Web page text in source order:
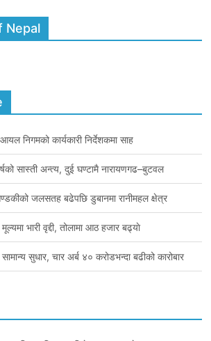
n
I
d
Nepal
निगमको कार्यकारी निर्देशकमा साह
सास्ती अन्त्य, दुई घण्टामै नारायणगढ–बुटवल
जलसतह बढेपछि डुबानमा रानीमहल क्षेत्र
भारी वृद्दी, तोलामा आठ हजार बढ्याे
सामान्य सुधार, चार अर्ब ४० करोडभन्दा बढीको कारोबार